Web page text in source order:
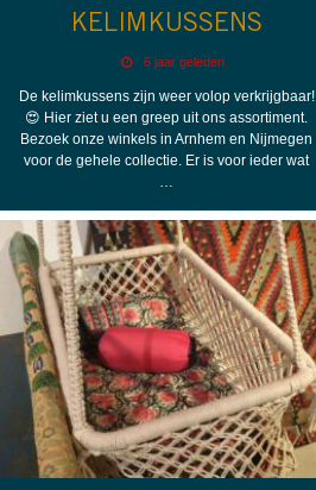
KELIMKUSSENS
6 jaar geleden
De kelimkussens zijn weer volop verkrijgbaar!
😍 Hier ziet u een greep uit ons assortiment.
Bezoek onze winkels in Arnhem en Nijmegen
voor de gehele collectie. Er is voor ieder wat